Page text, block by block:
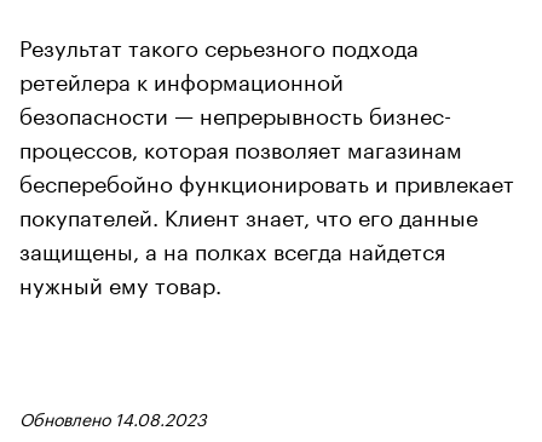
Результат такого серьезного подхода
ретейлера к информационной
безопасности — непрерывность бизнес-
процессов, которая позволяет магазинам
бесперебойно функционировать и привлекает
покупателей. Клиент знает, что его данные
защищены, а на полках всегда найдется
нужный ему товар.
Обновлено 14.08.2023